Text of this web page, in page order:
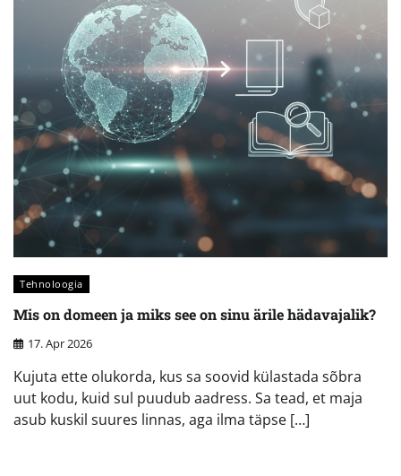
Tehnoloogia
Mis on domeen ja miks see on sinu ärile hädavajalik?
17. Apr 2026
Kujuta ette olukorda, kus sa soovid külastada sõbra
uut kodu, kuid sul puudub aadress. Sa tead, et maja
asub kuskil suures linnas, aga ilma täpse […]